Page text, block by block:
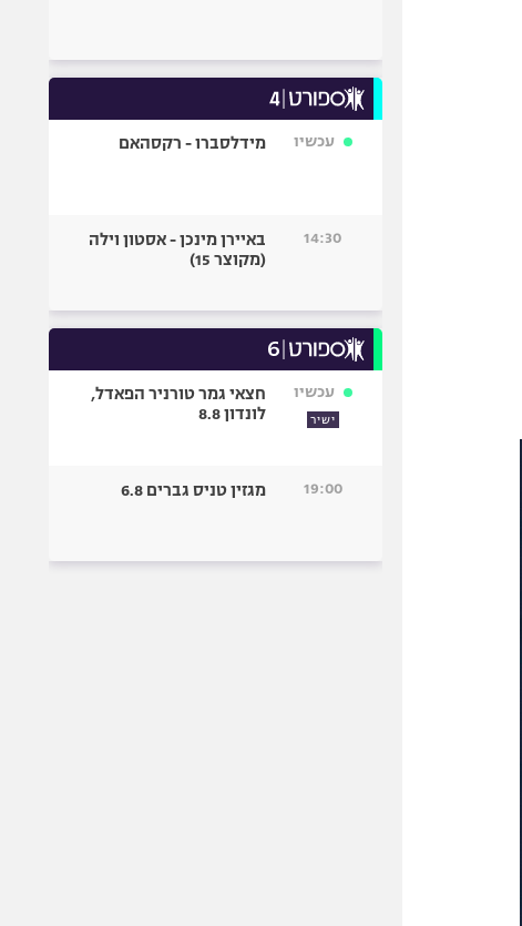
עכשיו מידלסברו - רקסהאם
14:30
באיירן מינכן - אסטון וילה
(מקוצר 15)
עכשיו
ישיר
חצאי גמר טורניר הפאדל,
לונדון 8.8
19:00 מגזין טניס גברים 6.8